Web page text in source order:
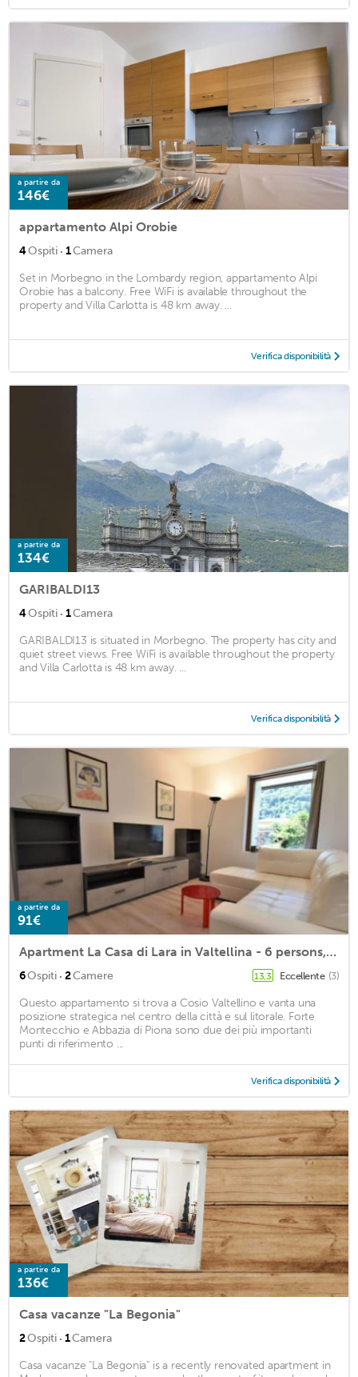
a partire da
146€
appartamento Alpi Orobie
4Ospiti · 1Camera
Set in Morbegno in the Lombardy region, appartamento Alpi
Orobie has a balcony. Free WiFi is available throughout the
property and Villa Carlotta is 48 km away. ...
Verifica disponibilità
a partire da
134€
GARIBALDI13
4Ospiti · 1Camera
GARIBALDI13 is situated in Morbegno. The property has city and
quiet street views. Free WiFi is available throughout the property
and Villa Carlotta is 48 km away. ...
Verifica disponibilità
a partire da
91€
Apartment La Casa di Lara in Valtellina - 6 persons, 2 bedrooms
6Ospiti · 2Camere 13,3 Eccellente (3)
Questo appartamento si trova a Cosio Valtellino e vanta una
posizione strategica nel centro della città e sul litorale. Forte
Montecchio e Abbazia di Piona sono due dei più importanti
punti di riferimento ...
Verifica disponibilità
a partire da
136€
Casa vacanze "La Begonia"
2Ospiti · 1Camera
Casa vacanze "La Begonia" is a recently renovated apartment in